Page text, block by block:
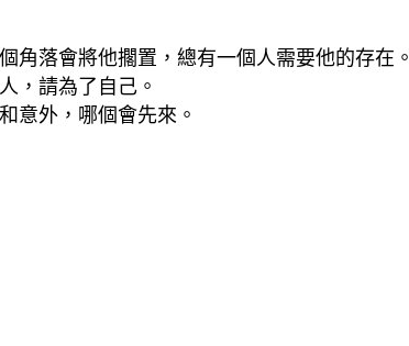
角落會將他擱置，總有一個人需要他的存在。
，請為了自己。
意外，哪個會先來。